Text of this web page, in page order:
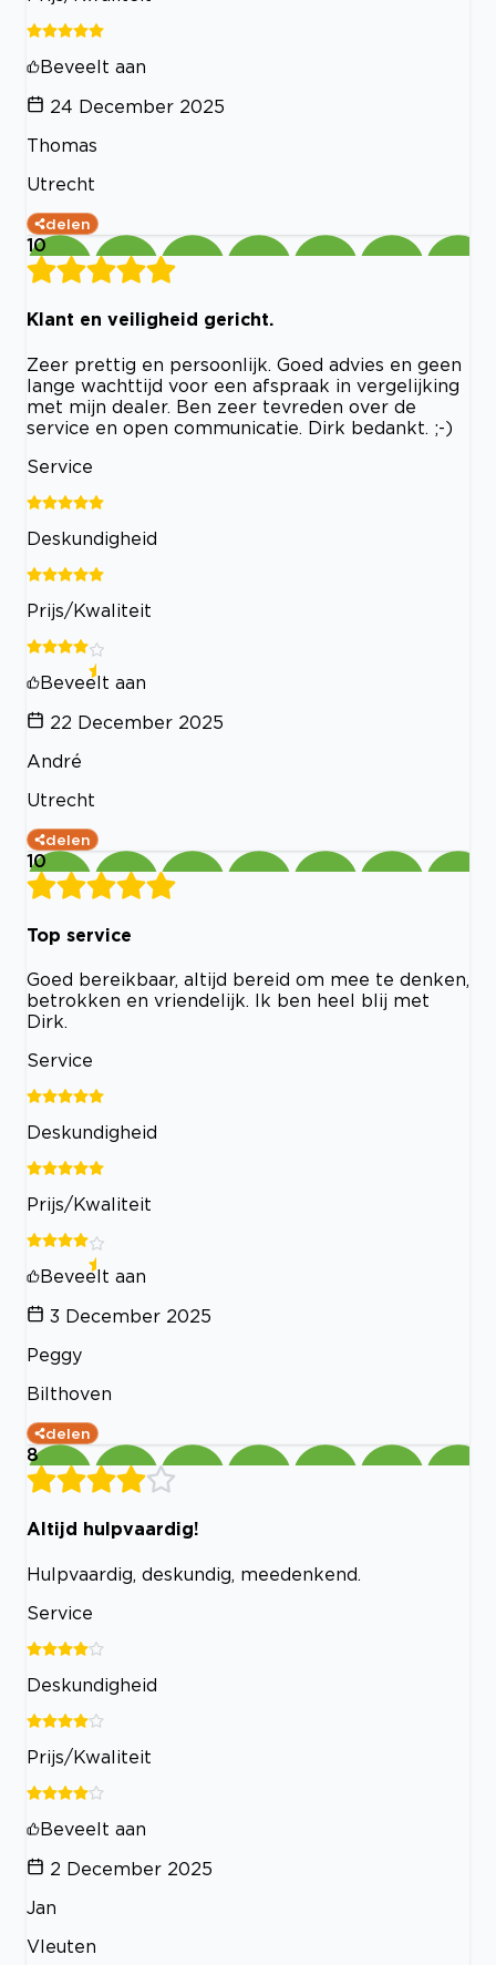
Beveelt aan
24 December 2025
Thomas
Utrecht
delen
10
Klant en veiligheid gericht.
Zeer prettig en persoonlijk. Goed advies en geen
lange wachttijd voor een afspraak in vergelijking
met mijn dealer. Ben zeer tevreden over de
service en open communicatie. Dirk bedankt. ;-)
Service
Deskundigheid
Prijs/Kwaliteit
Beveelt aan
22 December 2025
André
Utrecht
delen
10
Top service
Goed bereikbaar, altijd bereid om mee te denken,
betrokken en vriendelijk. Ik ben heel blij met
Dirk.
Service
Deskundigheid
Prijs/Kwaliteit
Beveelt aan
3 December 2025
Peggy
Bilthoven
delen
8
Altijd hulpvaardig!
Hulpvaardig, deskundig, meedenkend.
Service
Deskundigheid
Prijs/Kwaliteit
Beveelt aan
2 December 2025
Jan
Vleuten